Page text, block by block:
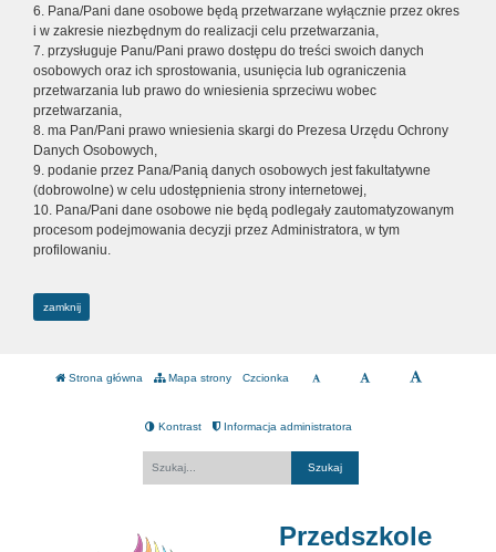
6. Pana/Pani dane osobowe będą przetwarzane wyłącznie przez okres
i w zakresie niezbędnym do realizacji celu przetwarzania,
7. przysługuje Panu/Pani prawo dostępu do treści swoich danych
osobowych oraz ich sprostowania, usunięcia lub ograniczenia
przetwarzania lub prawo do wniesienia sprzeciwu wobec
przetwarzania,
8. ma Pan/Pani prawo wniesienia skargi do Prezesa Urzędu Ochrony
Danych Osobowych,
9. podanie przez Pana/Panią danych osobowych jest fakultatywne
(dobrowolne) w celu udostępnienia strony internetowej,
10. Pana/Pani dane osobowe nie będą podlegały zautomatyzowanym
procesom podejmowania decyzji przez Administratora, w tym
profilowaniu.
zamknij
Strona główna Mapa strony Czcionka
Kontrast Informacja administratora
Przedszkole